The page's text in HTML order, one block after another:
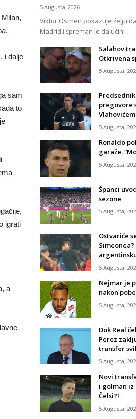
i dalje
sam
to
igrati
a
5 Augusta, 2026
Viktor Osimen pokazuje želju
Madrid i spreman je da učini …
Salahov
Otkrivena
5 Augusta,
pregovore
Vlahovićem
5 Augusta,
Ronaldo
garaže.
5 Augusta,
Španci
sezone
5 Augusta,
Ostvariće
5 Augusta,
Nejmar je
nakon
5 Augusta,
Dok Real
Perez
transfer
5 Augusta,
Novi
i golman iz
Čelsi?!
5 Augusta,